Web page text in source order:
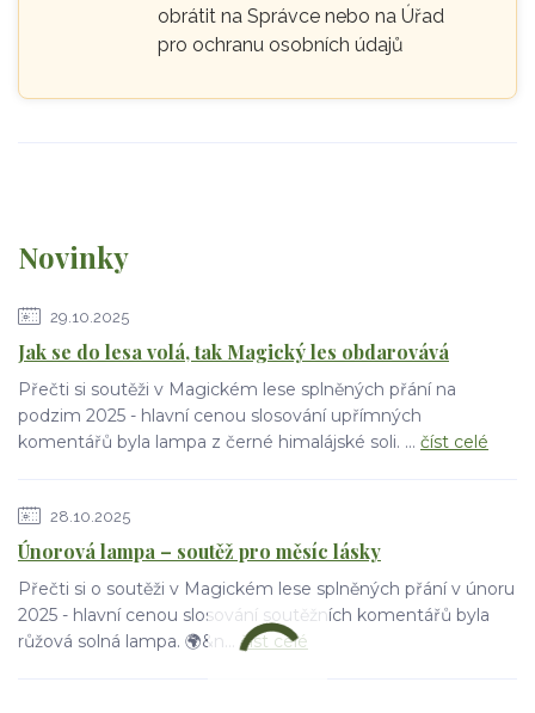
Novinky
29.10.2025
Jak se do lesa volá, tak Magický les obdarovává
Přečti si soutěži v Magickém lese splněných přání na
podzim 2025 - hlavní cenou slosování upřímných
komentářů byla lampa z černé himalájské soli. ... číst celé
28.10.2025
Únorová lampa – soutěž pro měsíc lásky
Přečti si o soutěži v Magickém lese splněných přání v únoru
2025 - hlavní cenou slosování soutěžních komentářů byla
růžová solná lampa. 🌍&n...číst celé
obrátit na Správce nebo na Úřad
pro ochranu osobních údajů